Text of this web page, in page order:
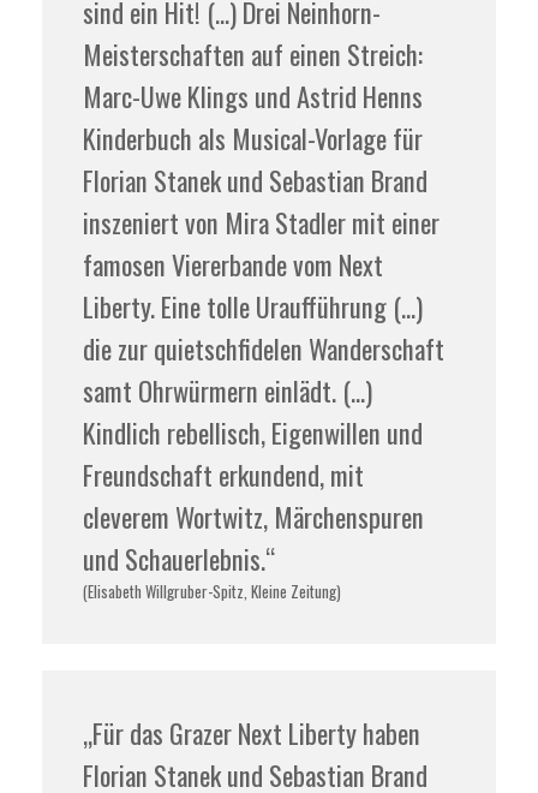
sind ein Hit! (…) Drei Neinhorn-
Meisterschaften auf einen Streich:
Marc-Uwe Klings und Astrid Henns
Kinderbuch als Musical-Vorlage für
Florian Stanek und Sebastian Brand
inszeniert von Mira Stadler mit einer
famosen Viererbande vom Next
Liberty. Eine tolle Uraufführung (…)
die zur quietschfidelen Wanderschaft
samt Ohrwürmern einlädt. (…)
Kindlich rebellisch, Eigenwillen und
Freundschaft erkundend, mit
cleverem Wortwitz, Märchenspuren
und Schauerlebnis.“
(Elisabeth Willgruber-Spitz, Kleine Zeitung)
„Für das Grazer Next Liberty haben
Florian Stanek und Sebastian Brand